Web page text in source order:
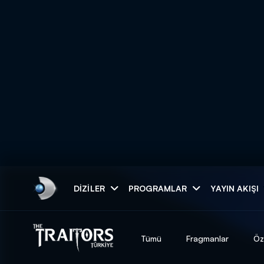
DIZILER PROGRAMLAR YAYIN AKIŞI
Tümü Fragmanlar